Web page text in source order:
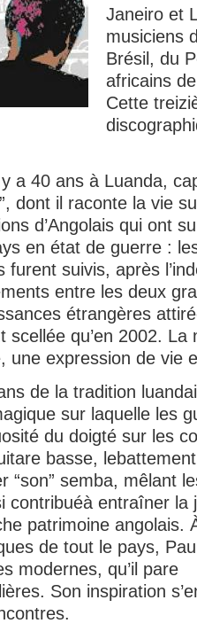
Janeiro et
musiciens
Brésil, du
africains
Cette
a 40 ans à Luanda,
dont il raconte la vie
d’Angolais qui ont
en état de guerre :
furent suivis, après
entre les deux
étrangères
scellée qu’en 2002. La
une expression de vie
de la tradition
sur laquelle les
du doigté sur les
basse,
“son” semba, mêlant
contribuéà entraîner
patrimoine angolais.
de tout le pays,
modernes, qu’il pare
Son inspiration